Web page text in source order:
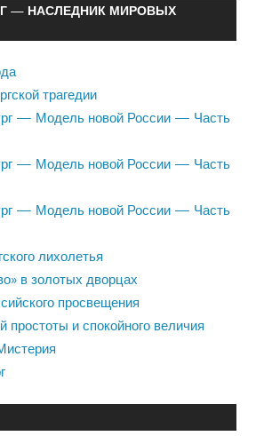
— НАСЛЕДНИК МИРОВЫХ
трагедии
— Модель новой России — Часть
— Модель новой России — Часть
— Модель новой России — Часть
лихолетья
в золотых дворцах
просвещения
простоты и спокойного величия